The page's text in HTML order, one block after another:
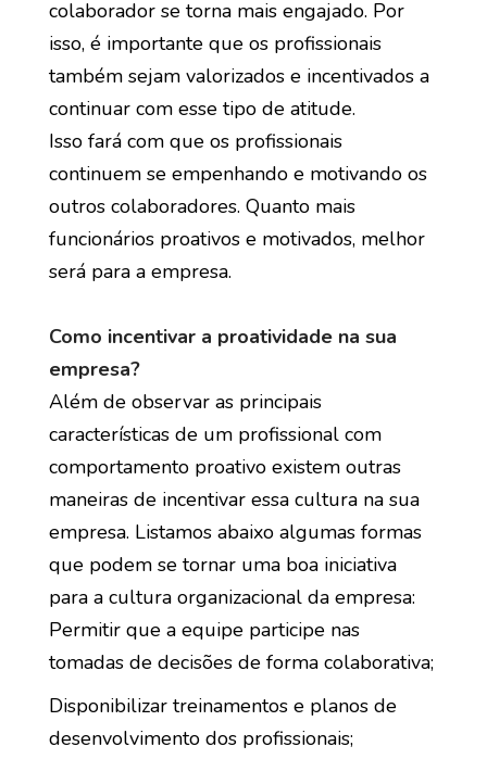
colaborador se torna mais engajado. Por
isso, é importante que os profissionais
também sejam valorizados e incentivados a
continuar com esse tipo de atitude.
Isso fará com que os profissionais
continuem se empenhando e motivando os
outros colaboradores. Quanto mais
funcionários proativos e motivados, melhor
será para a empresa.
Como incentivar a proatividade na sua
empresa?
Além de observar as principais
características de um profissional com
comportamento proativo existem outras
maneiras de incentivar essa cultura na sua
empresa. Listamos abaixo algumas formas
que podem se tornar uma boa iniciativa
para a cultura organizacional da empresa:
Permitir que a equipe participe nas
tomadas de decisões de forma colaborativa;
Disponibilizar treinamentos e planos de
desenvolvimento dos profissionais;